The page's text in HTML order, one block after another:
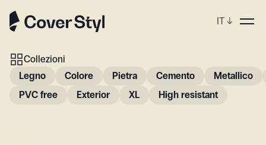
IT ↓
Collezioni
Legno
Colore Pietra Cemento
Metallico
PVC free
Exterior XL High resistant